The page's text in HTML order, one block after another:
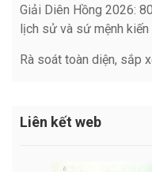
Giải Diên Hồng 2026:
lịch sử và sứ mệnh
Rà soát toàn diện, sắp
Liên kết web